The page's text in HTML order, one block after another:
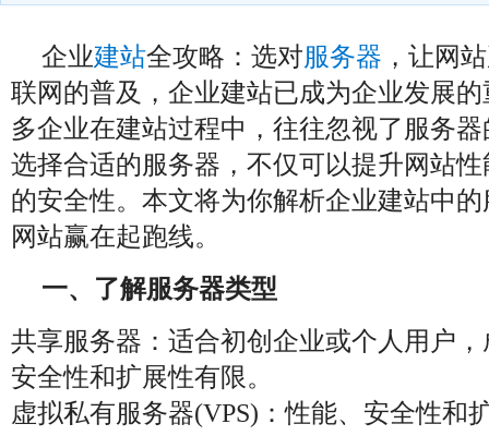
企业建站全攻略：选对服务器 ，让网
联网的普及，企业建站已成为企业发展
多企业在建站过程中，往往忽视了服务
选择合适的服务器，不仅可以提升网站
的安全性。本文将为你解析企业建站中
网站赢在起跑线。
一、了解服务器类型
共享服务器：适合初创企业或个人用户
安全性和扩展性有限。
虚拟私有服务器(VPS)：性能、安全性和